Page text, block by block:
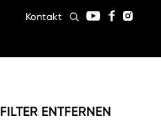
Kontakt
FILTER ENTFERNEN